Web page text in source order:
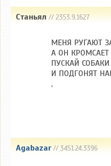
Станьял// 2353.9.1627
МЕНЯ РУГАЮТ
А ОН КРОМСАЕТ
ПУСКАЙ
И ПОДГОНЯТ
,
Agabazar// 3451.24.3396